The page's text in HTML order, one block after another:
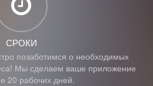
СРОКИ
позаботимся о необходимых
Мы сделаем ваше приложение
20 рабочих дней.